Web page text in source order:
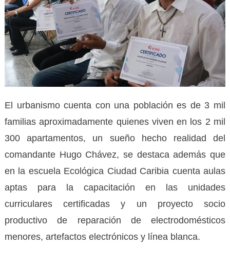
El urbanismo cuenta con una población es de 3 mil
familias aproximadamente quienes viven en los 2 mil
300 apartamentos, un sueño hecho realidad del
comandante Hugo Chávez, se destaca además que
en la escuela Ecológica Ciudad Caribia cuenta aulas
aptas para la capacitación en las unidades
curriculares certificadas y un proyecto socio
productivo de reparación de electrodomésticos
menores, artefactos electrónicos y línea blanca.